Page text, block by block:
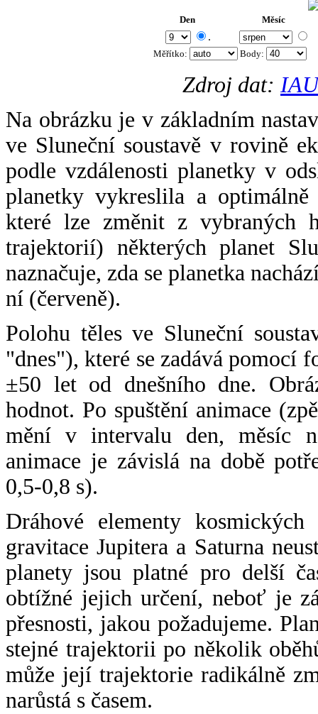
Den Měsíc
.
Měřítko: Body:
Zdroj dat:
Na obrázku je v základním
ve Sluneční soustavě v rovině
podle vzdálenosti planetky v
planetky vykreslila a
které lze změnit z vybraných
trajektorií) některých planet
naznačuje, zda se planetka
ní (červeně).
Polohu těles ve Sluneční
"dnes"), které se zadává pomocí
±50 let od dnešního dne.
hodnot. Po spuštění animace
mění v intervalu den, měsíc
animace je závislá na době
0,5-0,8 s).
Dráhové elementy
gravitace Jupitera a Saturna
planety jsou platné pro delší
obtížné jejich určení, neboť je
přesnosti, jakou požadujeme.
stejné trajektorii po několik
může její trajektorie radikálně
narůstá s časem.